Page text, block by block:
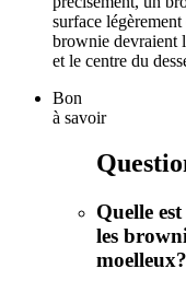
surface
brownie devraient
et le centre du
Bon
à savoir
Quelle
les
moelleux?